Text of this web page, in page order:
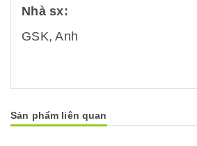
Nhà sx:
GSK, Anh
Sản phẩm liên quan